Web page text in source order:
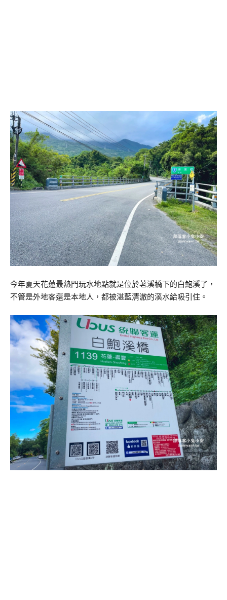
今年夏天花蓮最熱門玩水地點就是位於荖溪橋下的白鮑溪了，
不管是外地客還是本地人，都被湛藍清澈的溪水給吸引住。